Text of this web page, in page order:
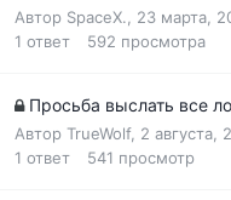
Автор SpaceX.
23 марта,
1 ответ 592 просмотра
Просьба выслать все
Автор TrueWolf, 2 августа,
1 ответ 541 просмотр